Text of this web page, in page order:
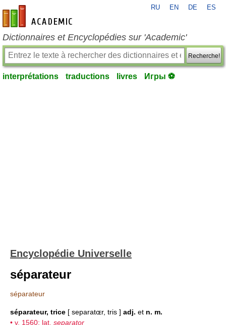
fr-academic.com
RU EN DE ES
Dictionnaires et Encyclopédies sur 'Academic'
Recherche!
interprétations traductions livres Игры ⚽
Encyclopédie Universelle
séparateur
séparateur
séparateur, trice [ separatɶr, tris ] adj. et n. m.
• v. 1560; lat. separator